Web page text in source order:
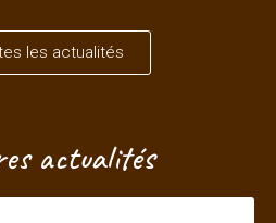
les actualités
actualités